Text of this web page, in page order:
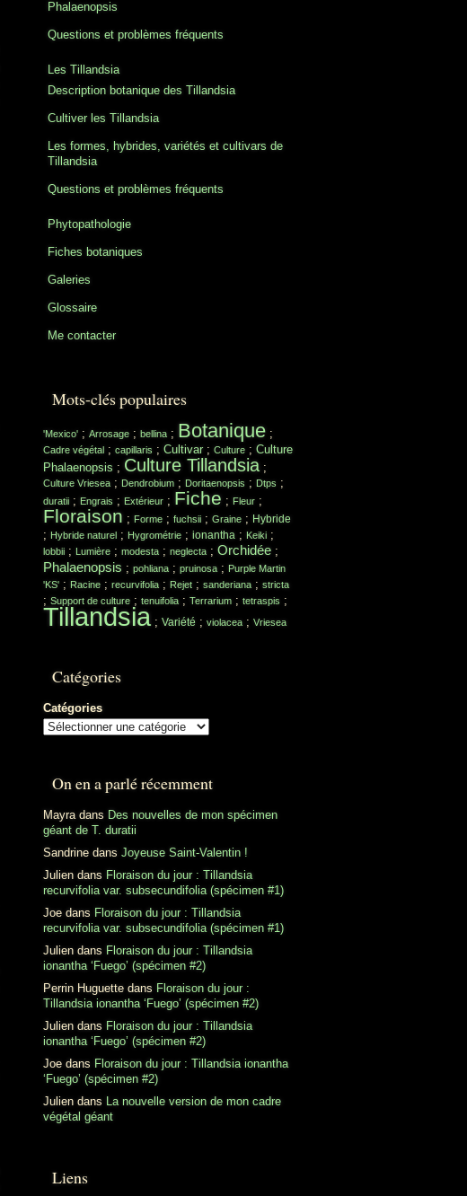
Phalaenopsis
Questions et problèmes fréquents
Les Tillandsia
Description botanique des Tillandsia
Cultiver les Tillandsia
Les formes, hybrides, variétés et cultivars de
Tillandsia
Questions et problèmes fréquents
Phytopathologie
Fiches botaniques
Galeries
Glossaire
Me contacter
Mots-clés populaires
'Mexico' ; Arrosage ; bellina; Botanique ;
Cadre végétal ; capillaris ; Cultivar; Culture ; Culture
Phalaenopsis ; Culture Tillandsia;
Culture Vriesea; Dendrobium ; Doritaenopsis ; Dtps ;
duratii ; Engrais ; Extérieur ; Fiche ; Fleur ;
Floraison ; Forme ; fuchsii ; Graine ; Hybride
; Hybride naturel ; Hygrométrie ; ionantha ; Keiki ;
lobbii ; Lumière ; modesta; neglecta; Orchidée ;
Phalaenopsis ; pohliana; pruinosa; Purple Martin
'KS' ; Racine ; recurvifolia; Rejet ; sanderiana; stricta
; Support de culture ; tenuifolia; Terrarium ; tetraspis ;
Tillandsia; Variété ; violacea; Vriesea
Catégories
Catégories
On en a parlé récemment
Mayradans Des nouvelles de mon spécimen
géant de T. duratii
Sandrine dans Joyeuse Saint-Valentin !
Julien dans Floraison du jour : Tillandsia
recurvifolia var. subsecundifolia (spécimen #1)
Joe dans Floraison du jour : Tillandsia
recurvifolia var. subsecundifolia (spécimen #1)
Julien dans Floraison du jour : Tillandsia
ionantha ‘Fuego’ (spécimen #2)
Perrin Huguette dans Floraison du jour :
Tillandsia ionantha ‘Fuego’ (spécimen #2)
Julien dans Floraison du jour : Tillandsia
ionantha ‘Fuego’ (spécimen #2)
Joe dans Floraison du jour : Tillandsia ionantha
‘Fuego’ (spécimen #2)
Julien dans La nouvelle version de mon cadre
végétal géant
Liens